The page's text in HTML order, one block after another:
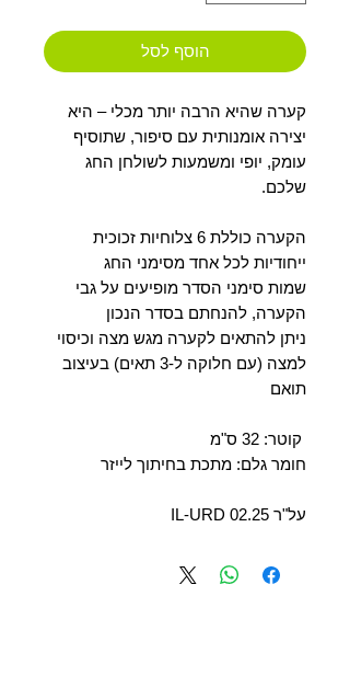
הוסף לסל
קערה שהיא הרבה יותר מכלי – היא
יצירה אומנותית עם סיפור, שתוסיף
עומק, יופי ומשמעות לשולחן החג
שלכם.
הקערה כוללת 6 צלוחיות זכוכית
ייחודיות לכל אחד מסימני החג
שמות סימני הסדר מופיעים על גבי
הקערה, להנחתם בסדר הנכון
ניתן להתאים לקערה מגש מצה וכיסוי
למצה (עם חלוקה ל-3 תאים) בעיצוב
תואם
קוטר: 32 ס"מ
חומר גלם: מתכת בחיתוך לייזר
על"ר 02.25 IL-URD